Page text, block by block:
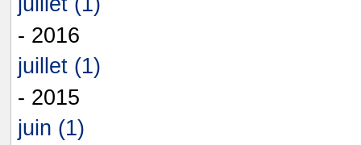
- 2016
juillet (1)
- 2015
juin (1)